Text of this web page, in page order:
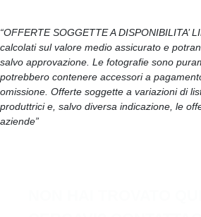
“OFFERTE SOGGETTE A DISPONIBILITA’
calcolati sul valore medio assicurato e
salvo approvazione. Le fotografie sono
potrebbero contenere accessori a
omissione. Offerte soggette a variazioni di
produttrici e, salvo diversa indicazione, le
aziende”